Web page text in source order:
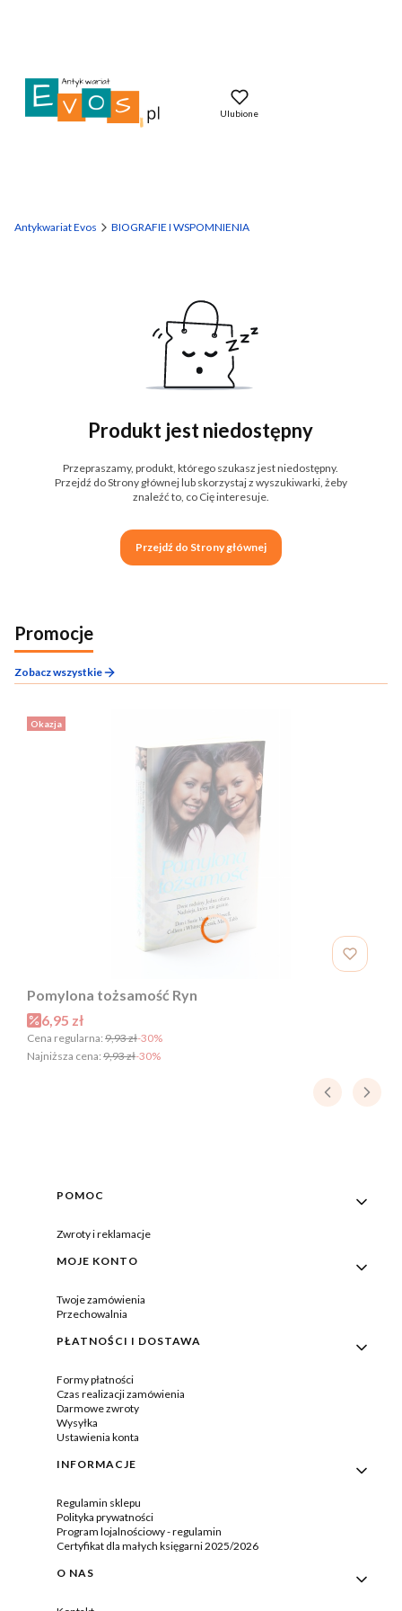
Ulubione
Antykwariat Evos BIOGRAFIE I WSPOMNIENIA
Produkt jest niedostępny
Przepraszamy, produkt, którego szukasz jest niedostępny.
Przejdź do Strony głównej lub skorzystaj z wyszukiwarki, żeby
znaleźć to, co Cię interesuje.
Przejdź do Strony głównej
Promocje
Zobacz wszystkie
Okazja
Pomylona tożsamość Ryn
Cena promocyjna
6,95 zł
Cena regularna: 9,93 zł-30%
Najniższa cena: 9,93 zł-30%
Linki w stopce
POMOC
Zwroty i reklamacje
MOJE KONTO
Twoje zamówienia
Przechowalnia
PŁATNOŚCI I DOSTAWA
Formy płatności
Czas realizacji zamówienia
Darmowe zwroty
Wysyłka
Ustawienia konta
INFORMACJE
Regulamin sklepu
Polityka prywatności
Program lojalnościowy - regulamin
Certyfikat dla małych księgarni 2025/2026
O NAS